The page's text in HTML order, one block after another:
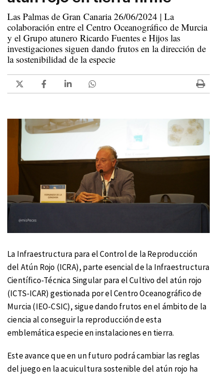
Las Palmas de Gran Canaria 26/06/2024 | La
colaboración entre el Centro Oceanográfico de Murcia
y el Grupo atunero Ricardo Fuentes e Hijos las
investigaciones siguen dando frutos en la dirección de
la sostenibilidad de la especie
La Infraestructura para el Control de la Reproducción
del Atún Rojo (ICRA), parte esencial de la Infraestructura
Científico-Técnica Singular para el Cultivo del atún rojo
(ICTS-ICAR) gestionada por el Centro Oceanográfico de
Murcia (IEO-CSIC), sigue dando frutos en el ámbito de la
ciencia al conseguir la reproducción de esta
emblemática especie en instalaciones en tierra.
Este avance que en un futuro podrá cambiar las reglas
del juego en la acuicultura sostenible del atún rojo ha